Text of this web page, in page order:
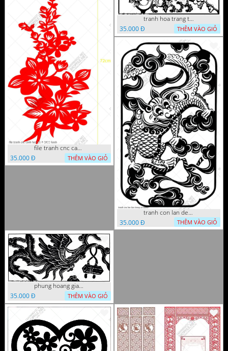
file tranh cnc canh hoa 21 9 2022 hanh
35.000 Đ
THÊM VÀO GIỎ
tranh hoa trang tri dep mat
35.000 Đ
THÊM VÀO GIỎ
tranh con lan den trang co
35.000 Đ
THÊM VÀO GIỎ
phung hoang giao thu cnc
35.000 Đ
THÊM VÀO GIỎ